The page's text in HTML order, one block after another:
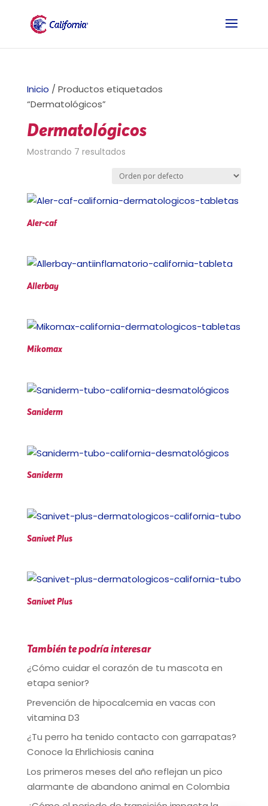
Inicio / Productos etiquetados
“Dermatológicos”
Dermatológicos
Mostrando 7 resultados
Aler-caf
Allerbay
Mikomax
Saniderm
Saniderm
Sanivet Plus
Sanivet Plus
También te podría interesar
¿Cómo cuidar el corazón de tu mascota en
etapa senior?
Prevención de hipocalcemia en vacas con
vitamina D3
¿Tu perro ha tenido contacto con garrapatas?
Conoce la Ehrlichiosis canina
Los primeros meses del año reflejan un pico
alarmante de abandono animal en Colombia